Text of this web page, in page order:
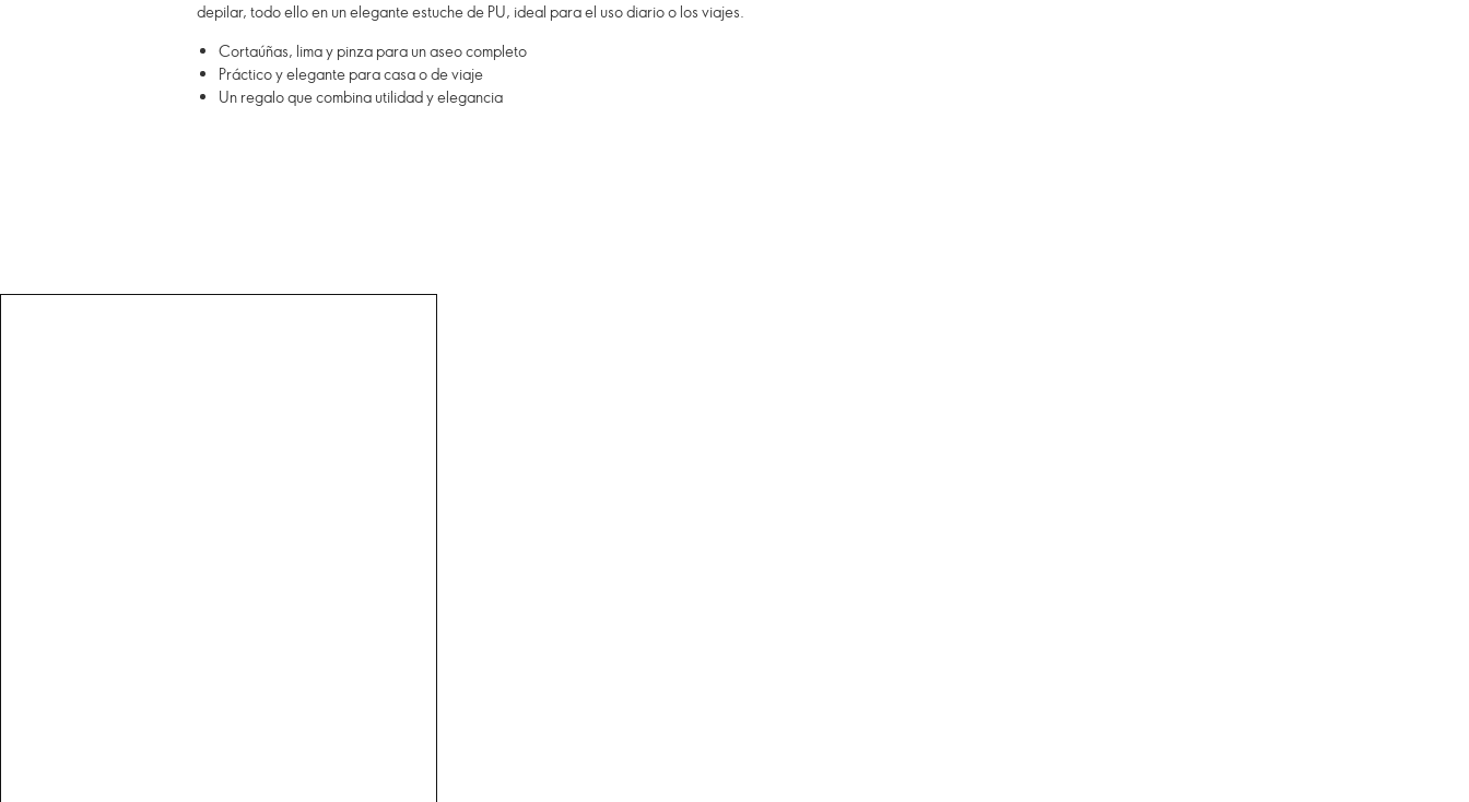
depilar, todo ello en un elegante estuche de PU, ideal para el uso diario o los viajes.
Cortaúñas, lima y pinza para un aseo completo
Práctico y elegante para casa o de viaje
Un regalo que combina utilidad y elegancia